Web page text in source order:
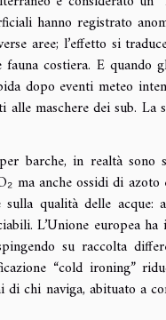
hanno registrato
aree; l’effetto si
costiera. E quando
dopo eventi meteo
maschere dei sub.
barche, in realtà sono
ma anche ossidi di
qualità delle acque:
L’Unione europea
su raccolta
“cold ironing”
chi naviga, abituato a